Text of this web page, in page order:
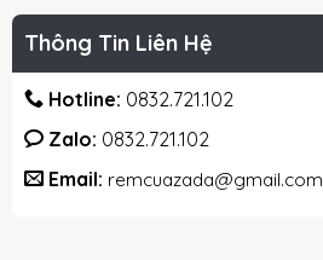
Thông Tin Liên Hệ
Hotline: 0832.721.102
Zalo: 0832.721.102
Email: remcuazada@gmail.com